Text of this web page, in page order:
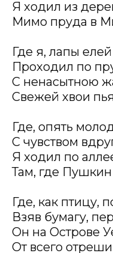
Я ходил из
Мимо пруда в
Где я, лапы
Проходил по
С ненасытною
Свежей хвои
Где, опять
С чувством
Я ходил по
Там, где Пушкин
Где, как птицу,
Взяв бумагу,
Он на Острове
От всего